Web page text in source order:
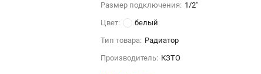
Размер подключения: 1/2"
Цвет:
белый
Тип товара: Радиатор
Производитель: КЗТО